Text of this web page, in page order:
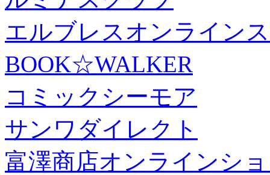
エルブレスオンライン
BOOK☆WALKER
コミックシーモア
サンワダイレクト
富澤商店オンラインシ